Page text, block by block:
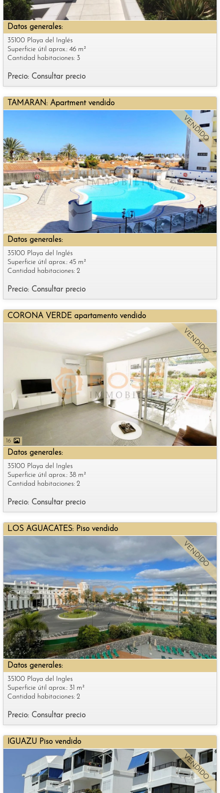
Datos generales:
35100 Playa del Inglés
Precio: Consultar precio
Superficie útil aprox.: 46 m²
Cantidad habitaciones: 3
TAMARAN: Apartment vendido
VENDIDO
Datos generales:
35100 Playa del Inglés
Precio: Consultar precio
Superficie útil aprox.: 45 m²
Cantidad habitaciones: 2
CORONA VERDE apartamento vendido
16
VENDIDO
Datos generales:
35100 Playa del Ingles
Precio: Consultar precio
Superficie útil aprox.: 38 m²
Cantidad habitaciones: 2
LOS AGUACATES: Piso vendido
VENDIDO
Datos generales:
35100 Playa del Ingles
Precio: Consultar precio
Superficie útil aprox.: 31 m²
Cantidad habitaciones: 2
IGUAZU Piso vendido
VENDIDO